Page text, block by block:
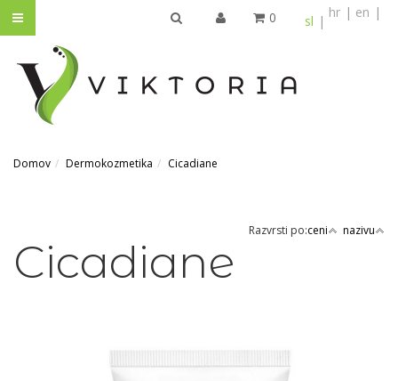
sl
hr en
0
Domov Dermokozmetika Cicadiane
Razvrsti po:ceni nazivu
Cicadiane